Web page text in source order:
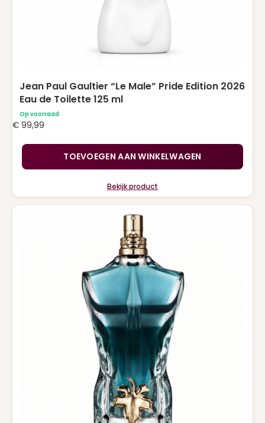
Jean Paul Gaultier “Le Male” Pride Edition 2026
Eau de Toilette 125 ml
Op voorraad
€ 99,99
TOEVOEGEN AAN WINKELWAGEN
Bekijk product